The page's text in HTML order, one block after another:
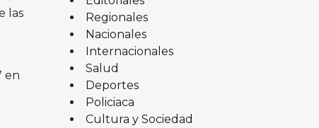
las
en
Regionales
Nacionales
Internacionales
Salud
Deportes
Policiaca
Cultura y Sociedad